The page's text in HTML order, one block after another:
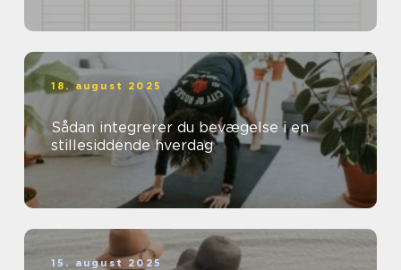
18. august 2025
Sådan integrerer du bevægelse i en
stillesiddende hverdag
15. august 2025